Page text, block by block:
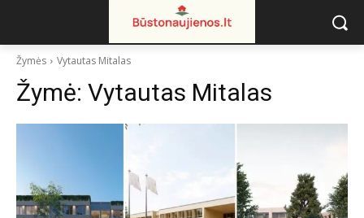
Žymės Vytautas Mitalas
Žymė: Vytautas Mitalas